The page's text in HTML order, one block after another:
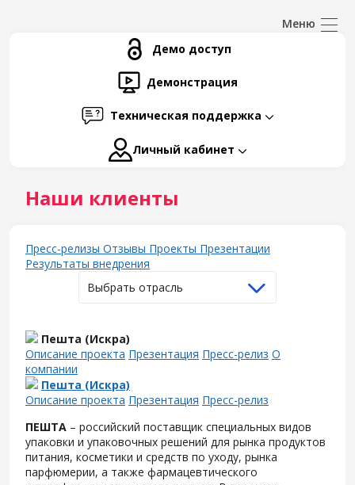
Демо доступ
Демонстрация
Техническая поддержка
Личный кабинет
Наши клиенты
Пресс-релизы Отзывы Проекты Презентации
Результаты внедрения
Выбрать отрасль
Пешта (Искра)
Описание проекта Презентация Пресс-релиз О
компании
Пешта (Искра)
Описание проекта Презентация Пресс-релиз
ПЕШТА – российский поставщик специальных видов
упаковки и упаковочных решений для рынка продуктов
питания, косметики и средств по уходу, рынка
парфюмерии, а также фармацевтического